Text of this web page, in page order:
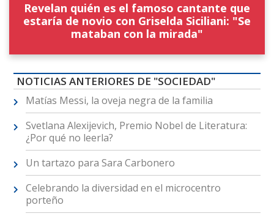
Revelan quién es el famoso cantante que
estaría de novio con Griselda Siciliani: "Se
mataban con la mirada"
NOTICIAS ANTERIORES DE "SOCIEDAD"
Matías Messi, la oveja negra de la familia
Svetlana Alexijevich, Premio Nobel de Literatura:
¿Por qué no leerla?
Un tartazo para Sara Carbonero
Celebrando la diversidad en el microcentro
porteño